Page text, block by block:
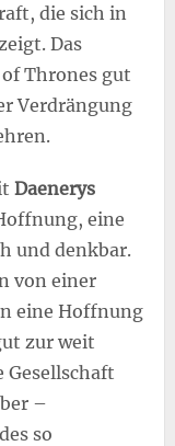
die sich in
Das
Thrones gut
Verdrängung
Daenerys
eine
und denkbar.
von einer
eine Hoffnung
zur weit
Gesellschaft
–
so